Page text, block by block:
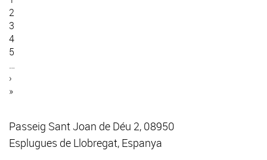
Paginació
actual
Pàgina
2
Pàgina
3
Pàgina
4
Pàgina
5
…
Pàgina
següent
›
Última
»
Passeig Sant Joan de Déu 2, 08950
Esplugues de Llobregat, Espanya